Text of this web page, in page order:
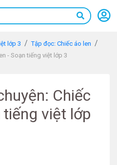
lớp 3
Tập đọc: Chiếc áo len
- Soạn tiếng việt lớp 3
Chiếc
tiếng việt lớp